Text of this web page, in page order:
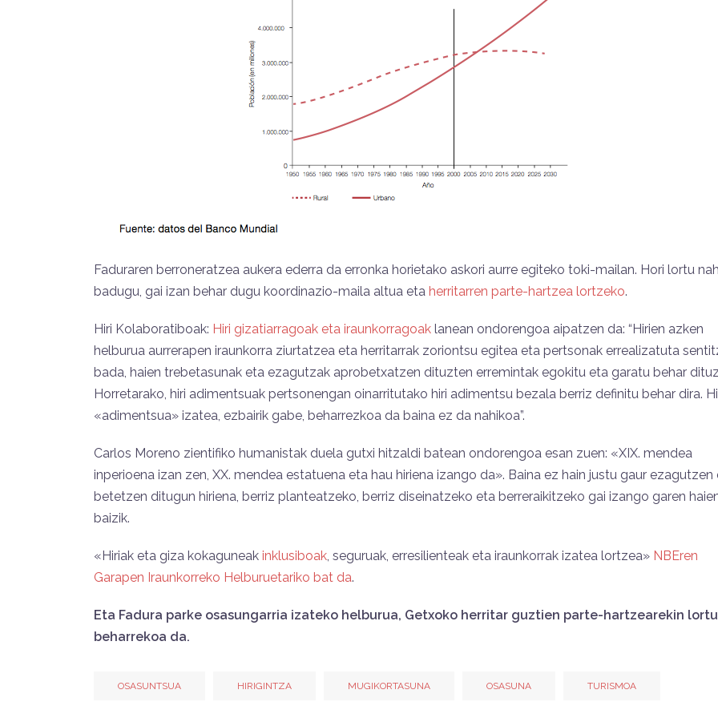
Faduraren berroneratzea aukera ederra da erronka horietako askori aurre egiteko toki-mailan. Hori lortu
badugu, gai izan behar dugu koordinazio-maila altua eta herritarren parte-hartzea lortzeko.
Hiri Kolaboratiboak: Hiri gizatiarragoak eta iraunkorragoak lanean ondorengoa aipatzen da: “Hirien azken
helburua aurrerapen iraunkorra ziurtatzea eta herritarrak zoriontsu egitea eta pertsonak errealizatuta
bada, haien trebetasunak eta ezagutzak aprobetxatzen dituzten erremintak egokitu eta garatu behar
Horretarako, hiri adimentsuak pertsonengan oinarritutako hiri adimentsu bezala berriz definitu behar dira.
«adimentsua» izatea, ezbairik gabe, beharrezkoa da baina ez da nahikoa”.
Carlos Moreno zientifiko humanistak duela gutxi hitzaldi batean ondorengoa esan zuen: «XIX. mendea
inperioena izan zen, XX. mendea estatuena eta hau hiriena izango da». Baina ez hain justu gaur ezagutzen
betetzen ditugun hiriena, berriz planteatzeko, berriz diseinatzeko eta berreraikitzeko gai izango garen
baizik.
«Hiriak eta giza kokaguneak inklusiboak, seguruak, erresilienteak eta iraunkorrak izatea lortzea» NBEren
Garapen Iraunkorreko Helburuetariko bat da.
Eta Fadura parke osasungarria izateko helburua, Getxoko herritar guztien parte-hartzearekin lortu
beharrekoa da.
OSASUNTSUA HIRIGINTZA MUGIKORTASUNA OSASUNA TURISMOA